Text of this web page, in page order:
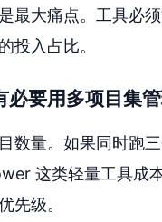
最大痛点。工具必
投入占比。
必要用多项目集
数量。如果同时跑
这类轻量工具成
先级。